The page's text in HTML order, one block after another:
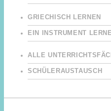
GRIECHISCH LERNEN
EIN INSTRUMENT
ALLE
SCHÜLERAUSTAUSCH